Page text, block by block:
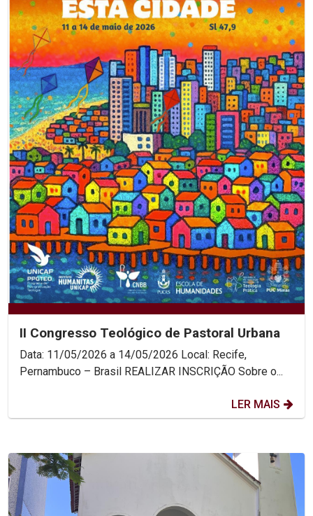
II Congresso Teológico de Pastoral Urbana
Data: 11/05/2026 a 14/05/2026 Local: Recife,
Pernambuco – Brasil REALIZAR INSCRIÇÃO Sobre o...
LER MAIS